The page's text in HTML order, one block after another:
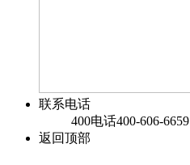
联系电话
400电话400-606-6659
返回顶部